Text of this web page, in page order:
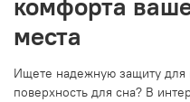
места
Ищете надежную защиту для
поверхность для сна? В